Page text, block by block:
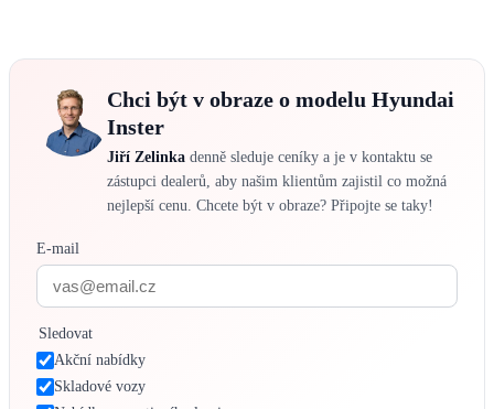
Chci být v obraze o modelu Hyundai
Inster
Jiří Zelinka denně sleduje ceníky a je v kontaktu se
zástupci dealerů, aby našim klientům zajistil co možná
nejlepší cenu. Chcete být v obraze? Připojte se taky!
E-mail
Sledovat
Akční nabídky
Skladové vozy